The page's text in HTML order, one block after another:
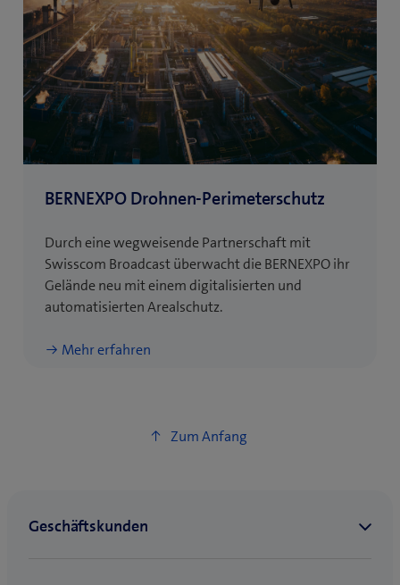
BERNEXPO Drohnen-Perimeterschutz
Durch eine wegweisende Partnerschaft mit
Swisscom Broadcast überwacht die BERNEXPO ihr
Gelände neu mit einem digitalisierten und
automatisierten Arealschutz.
Mehr erfahren